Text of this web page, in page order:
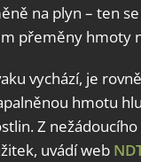
na plyn – ten
přeměny hmoty
vychází, je
hmotu
Z
uvádí web